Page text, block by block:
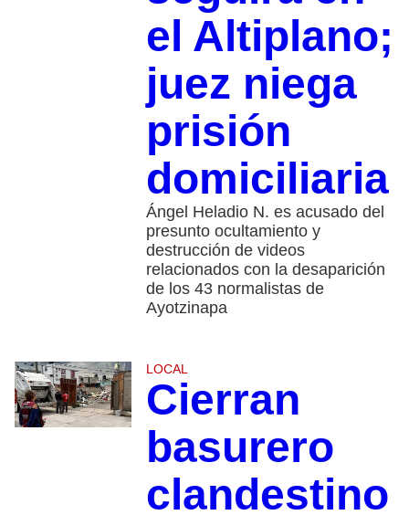
el Altiplano;
juez niega
prisión
domiciliaria
Ángel Heladio N. es acusado del
presunto ocultamiento y
destrucción de videos
relacionados con la desaparición
de los 43 normalistas de
Ayotzinapa
LOCAL
Cierran
basurero
clandestino